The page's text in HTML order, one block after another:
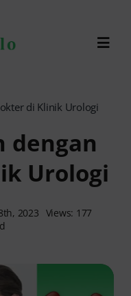
di Klinik Urologi
dengan
Urologi
2023 Views: 177